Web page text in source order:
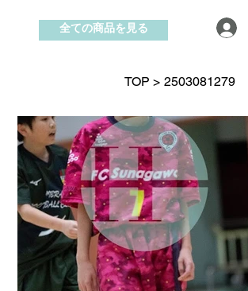
全ての商品を見る
TOP > 2503081279